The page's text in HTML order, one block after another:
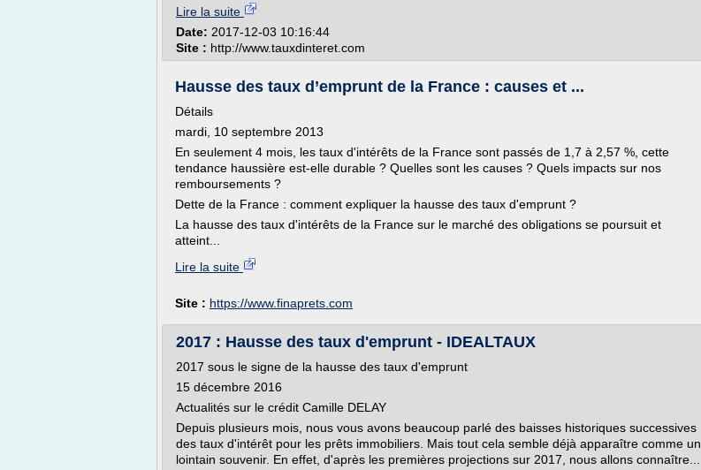
Lire la suite
Date: 2017-12-03 10:16:44
Site : http://www.tauxdinteret.com
Hausse des taux d’emprunt de la France : causes et ...
Détails
mardi, 10 septembre 2013
En seulement 4 mois, les taux d'intérêts de la France sont passés de 1,7 à 2,57 %, cette
tendance haussière est-elle durable ? Quelles sont les causes ? Quels impacts sur nos
remboursements ?
Dette de la France : comment expliquer la hausse des taux d'emprunt ?
La hausse des taux d'intérêts de la France sur le marché des obligations se poursuit et
atteint...
Lire la suite
Site : https://www.finaprets.com
2017 : Hausse des taux d'emprunt - IDEALTAUX
2017 sous le signe de la hausse des taux d'emprunt
15 décembre 2016
Actualités sur le crédit Camille DELAY
Depuis plusieurs mois, nous vous avons beaucoup parlé des baisses historiques successives
des taux d'intérêt pour les prêts immobiliers. Mais tout cela semble déjà apparaître comme un
lointain souvenir. En effet, d'après les premières projections sur 2017, nous allons connaître...